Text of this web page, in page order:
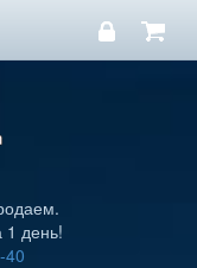
1 день!
40